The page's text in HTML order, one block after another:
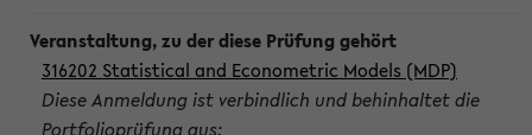
316202 Statistical and Econometric Models (MDP)
Diese Anmeldung ist verbindlich und behinhaltet die
Portfolioprüfung aus: